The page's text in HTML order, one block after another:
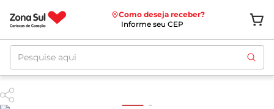
Como deseja receber?
Informe seu CEP
Pesquise aqui